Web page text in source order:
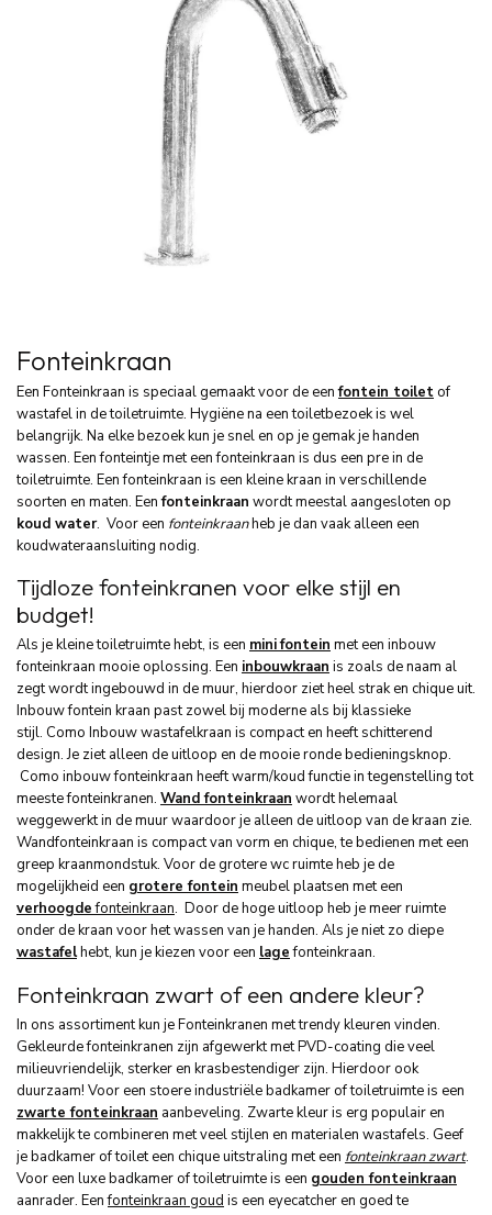
Fonteinkraan
Een Fonteinkraan is speciaal gemaakt voor de eenfontein toiletof
wastafel in de toiletruimte. Hygiëne na een toiletbezoek is wel
belangrijk. Na elke bezoek kun je snel en op je gemak je handen
wassen. Een fonteintje met een fonteinkraan is dus een pre in de
toiletruimte. Een fonteinkraan is een kleine kraan in verschillende
soorten en maten. Eenfonteinkraan wordt meestal aangesloten op
koud water. Voor een fonteinkraanheb je dan vaak alleen een
koudwateraansluiting nodig.
Tijdloze fonteinkranen voor elke stijl en
budget!
Als je kleine toiletruimte hebt, is een minifontein met een inbouw
fonteinkraan mooie oplossing. Een inbouwkraan is zoals de naam al
zegt wordt ingebouwd in de muur, hierdoor ziet heel strak en chique uit.
Inbouw fontein kraan past zowel bij moderne als bij klassieke
stijl. Como Inbouw wastafelkraan is compact en heeft schitterend
design. Je ziet alleen de uitloop en de mooie ronde bedieningsknop.
Como inbouw fonteinkraan heeft warm/koud functie in tegenstelling tot
meeste fonteinkranen. Wand fonteinkraan wordt helemaal
weggewerkt in de muur waardoor je alleen de uitloop van de kraan zie.
Wandfonteinkraan is compact van vorm en chique, te bedienen met een
greep kraanmondstuk. Voor de grotere wc ruimte heb je de
mogelijkheid een grotere fontein meubel plaatsen met een
verhoogdefonteinkraan. Door de hoge uitloop heb je meer ruimte
onder de kraan voor het wassen van je handen. Als je niet zo diepe
wastafelhebt, kun je kiezen voor een lagefonteinkraan.
Fonteinkraan zwart of een andere kleur?
In ons assortiment kun je Fonteinkranen met trendy kleuren vinden.
Gekleurde fonteinkranen zijn afgewerkt met PVD-coating die veel
milieuvriendelijk, sterker en krasbestendiger zijn. Hierdoor ook
duurzaam! Voor een stoere industriële badkamer of toiletruimte is een
zwarte fonteinkraan aanbeveling. Zwarte kleur is erg populair en
makkelijk te combineren met veel stijlen en materialen wastafels. Geef
je badkamer of toilet een chique uitstraling met een fonteinkraan zwart.
Voor een luxe badkamer of toiletruimte is een gouden fonteinkraan
aanrader. Eenfonteinkraan goud is een eyecatcher en goed te